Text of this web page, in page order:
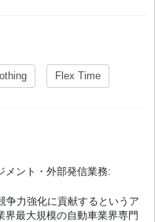
Flex Time
メント・外部発信業務:
争力強化に貢献するというア
界最大規模の自動車業界専門